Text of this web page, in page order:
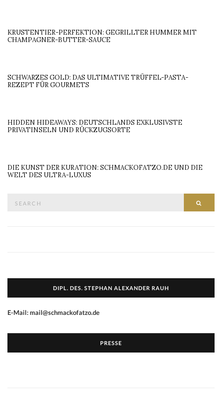
KRUSTENTIER-PERFEKTION: GEGRILLTER HUMMER MIT
CHAMPAGNER-BUTTER-SAUCE
SCHWARZES GOLD: DAS ULTIMATIVE TRÜFFEL-PASTA-
REZEPT FÜR GOURMETS
HIDDEN HIDEAWAYS: DEUTSCHLANDS EXKLUSIVSTE
PRIVATINSELN UND RÜCKZUGSORTE
DIE KUNST DER KURATION: SCHMACKOFATZO.DE UND DIE
WELT DES ULTRA-LUXUS
DIPL. DES. STEPHAN ALEXANDER RAUH
E-Mail: mail@schmackofatzo.de
PRESSE